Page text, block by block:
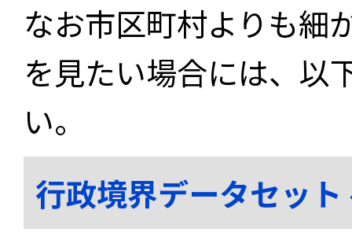
なお市区町村よりも細
を見たい場合には、以
い。
行政境界データセッ